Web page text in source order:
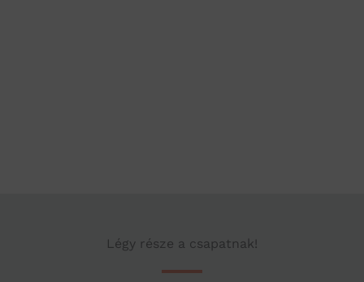
Légy része a csapatnak!